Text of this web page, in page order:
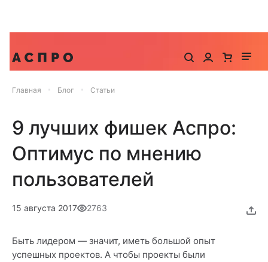
Главная Блог Статьи
9 лучших фишек Аспро:
Оптимус по мнению
пользователей
15 августа 2017 2763
Быть лидером — значит, иметь большой опыт
успешных проектов. А чтобы проекты были